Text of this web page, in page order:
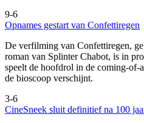
9-6
Opnames gestart van Confettiregen
De verfilming van Confettiregen,
roman van Splinter Chabot, is in
speelt de hoofdrol in de coming-
de bioscoop verschijnt.
3-6
CineSneek sluit definitief na 100